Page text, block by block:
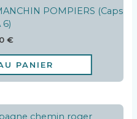
POMPIERS (caps
6)
€
PANIER